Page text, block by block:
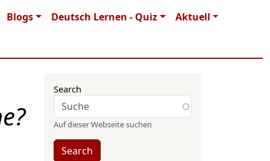
Blogs Deutsch Lernen - Quiz Aktuell
Search
Auf dieser Webseite suchen
Search